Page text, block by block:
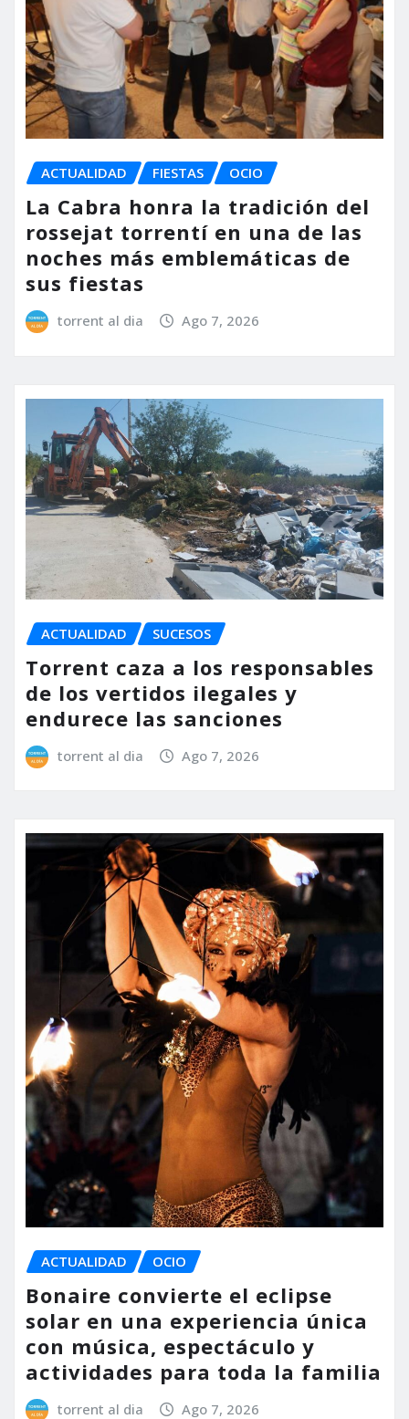
ACTUALIDAD FIESTAS OCIO
La Cabra honra la tradición del
rossejat torrentí en una de las
noches más emblemáticas de
sus fiestas
torrent al dia Ago 7, 2026
ACTUALIDAD SUCESOS
Torrent caza a los responsables
de los vertidos ilegales y
endurece las sanciones
torrent al dia Ago 7, 2026
ACTUALIDAD OCIO
Bonaire convierte el eclipse
solar en una experiencia única
con música, espectáculo y
actividades para toda la familia
torrent al dia Ago 7, 2026